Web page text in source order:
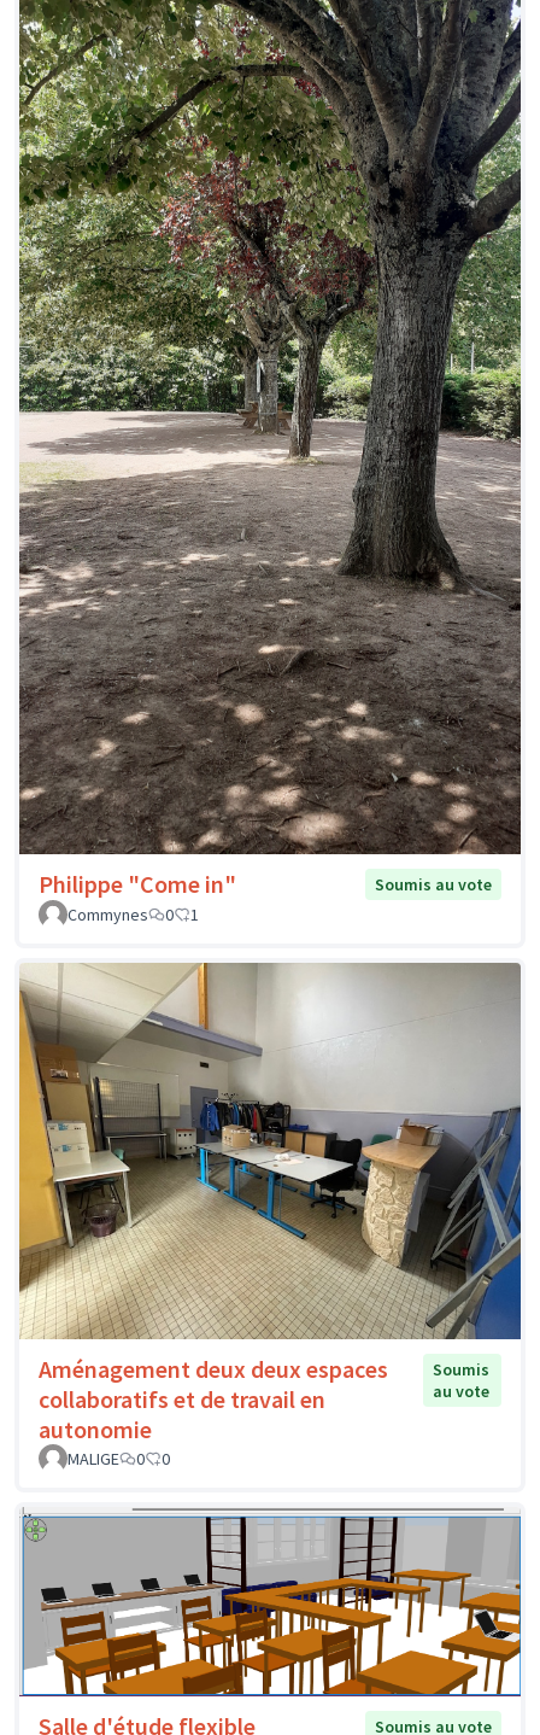
Philippe "Come in"
Soumis au vote
Commynes
0 1
Aménagement deux deux espaces
collaboratifs et de travail en
autonomie
Soumis
au vote
MALIGE 0 0
Salle d'étude flexible
Soumis au vote